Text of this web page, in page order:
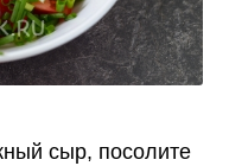
сыр, посолите